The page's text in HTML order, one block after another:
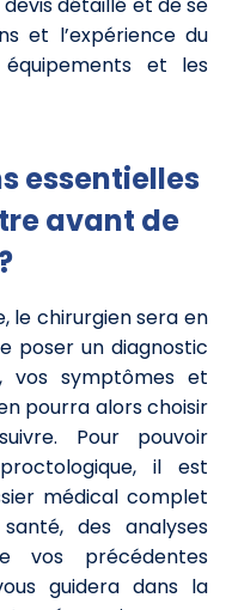
et l’expérience du
et les
essentielles
avant de
le chirurgien sera en
poser un diagnostic
vos symptômes et
pourra alors choisir
Pour pouvoir
il est
médical complet
des analyses
vos précédentes
guidera dans la